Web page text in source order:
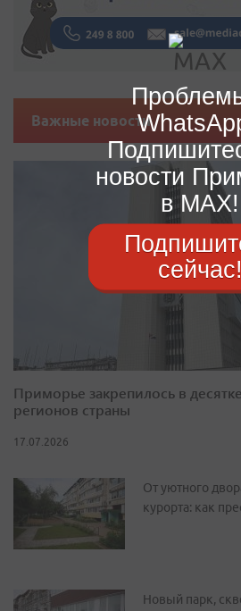
Важные новости
Приморье закрепилось в
регионов страны
17.07.2026
От уютного
курорта: как
Новый парк,
новости
в MAX!
сейчас!